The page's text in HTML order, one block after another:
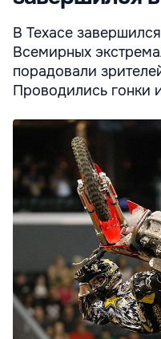
В Техасе
Всемирных
порадовали
Проводились гонки